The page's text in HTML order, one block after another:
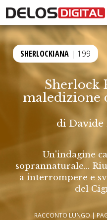
SHERLOCKIANA | 199
Sherlock
maledizione
di Davide
Un'indagine
soprannaturale...
a interrompere e
del
RACCONTO LUNGO |